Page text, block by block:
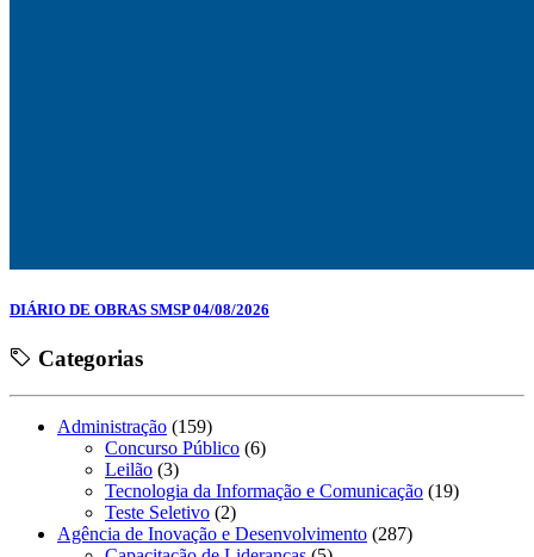
DIÁRIO DE OBRAS SMSP 04/08/2026
Categorias
Administração (159)
Concurso Público (6)
Leilão (3)
Tecnologia da Informação e Comunicação (19)
Teste Seletivo (2)
Agência de Inovação e Desenvolvimento (287)